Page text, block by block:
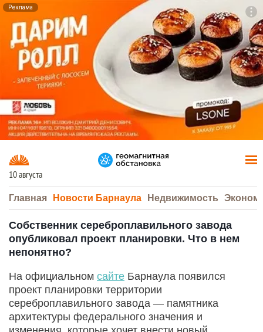
Реклама
10 августа
Главная Новости Барнаула Недвижимость
Собственник сереброплавильного завода
опубликовал проект планировки. Что в нем
непонятно?
На официальном сайте Барнаула появился
проект планировки территории
сереброплавильного завода — памятника
архитектуры федерального значения и